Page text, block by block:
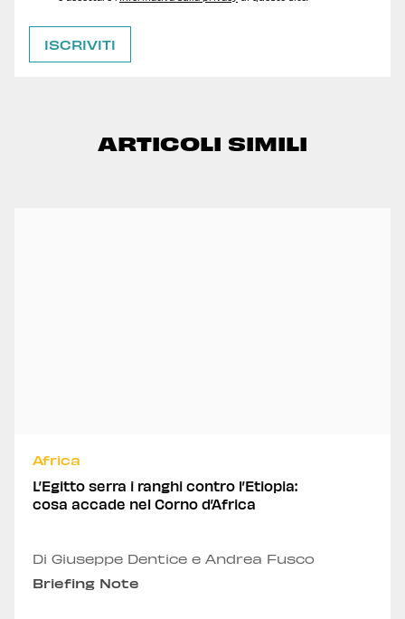
ARTICOLI SIMILI
Africa
L’Egitto serra i ranghi contro l’Etiopia:
cosa accade nel Corno d’Africa
Di Giuseppe Dentice e Andrea Fusco
Briefing Note